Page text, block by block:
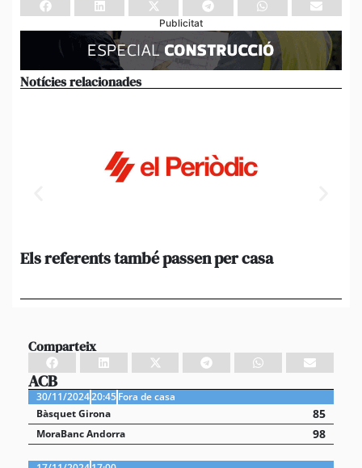
Publicitat
Notícies relacionades
Els referents també passen per casa
Comparteix
ACB
30/11/202420:45Fora de casa
Bàsquet Girona
85
MoraBanc Andorra 98